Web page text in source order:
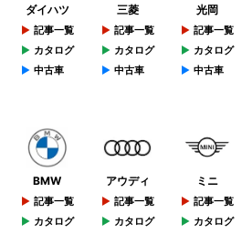
ダイハツ
記事一覧
カタログ
中古車
三菱
記事一覧
カタログ
中古車
光岡
記事一覧
カタログ
中古車
BMW
記事一覧
カタログ
アウディ
記事一覧
カタログ
ミニ
記事一覧
カタログ